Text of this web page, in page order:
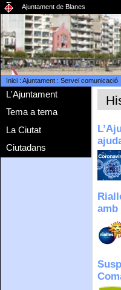
Ajuntament de Blanes
Inici: Ajuntament: Servei comunicació
L'Ajuntament
Tema a tema
La Ciutat
Ciutadans
amb